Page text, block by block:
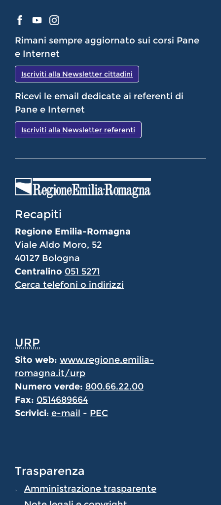
Rimani sempre aggiornato sui corsi Pane
e Internet
Iscriviti alla Newsletter cittadini
Ricevi le email dedicate ai referenti di
Pane e Internet
Iscriviti alla Newsletter referenti
Recapiti
Regione Emilia-Romagna
Viale Aldo Moro, 52
40127 Bologna
Centralino 051 5271
Cerca telefoni o indirizzi
URP
Sito web: www.regione.emilia-
romagna.it/urp
Numero verde: 800.66.22.00
Fax: 0514689664
Scrivici: e-mail - PEC
Trasparenza
Amministrazione trasparente